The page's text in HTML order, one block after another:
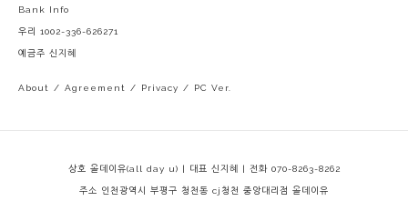
Bank Info
우리 1002-336-626271
예금주 신지혜
About / Agreement / Privacy / PC Ver.
상호 올데이유(all day u) | 대표 신지혜 | 전화 070-8263-8262
주소 인천광역시 부평구 청천동 cj청천 중앙대리점 올데이유